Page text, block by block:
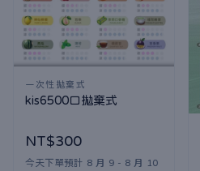
一次性拋棄式
kis6500口拋棄式
NT$300
今天下單預計 8 月 9 - 8 月 10